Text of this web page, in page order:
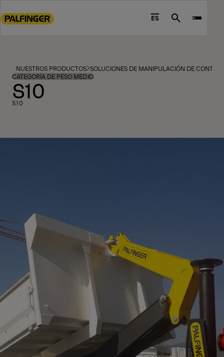
to
footer
content
ES Search
NUESTROS PRODUCTOS SOLUCIONES DE MANIPULACIÓN DE
CATEGORÍA DE PESO MEDIO
S10
S10